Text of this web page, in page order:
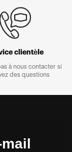
clientèle
à nous contacter si
des questions